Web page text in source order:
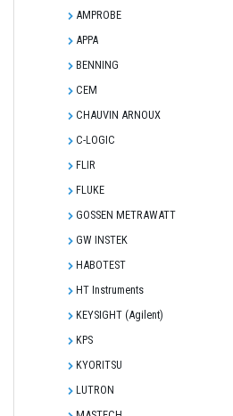
AMPROBE
APPA
BENNING
CEM
CHAUVIN ARNOUX
C-LOGIC
FLIR
FLUKE
GOSSEN METRAWATT
GW INSTEK
HABOTEST
HT Instruments
KEYSIGHT (Agilent)
KPS
KYORITSU
LUTRON